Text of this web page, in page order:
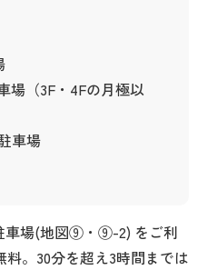
場（3F・4Fの月極以
車場
車場(地図⑨・⑨-2) をご利
。30分を超え3時間までは